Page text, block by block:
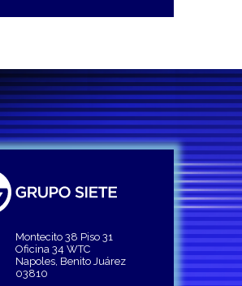
Montecito 38 Piso 31
Oficina 34 WTC
Napoles, Benito Juárez
03810